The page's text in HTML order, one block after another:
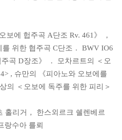
보에 헙주곡 A단조 Rv. 461》 ，
위한 협주곡 C단조． BWV IO6
곡 D장조》 ． 모차르트의 ＜오
, 슈만의 《피아노와 오보에를
의 ＜오보에 독주를 위한 피리＞
홀리거， 한스외르크 쉘렌베르
랑수아 를뢰